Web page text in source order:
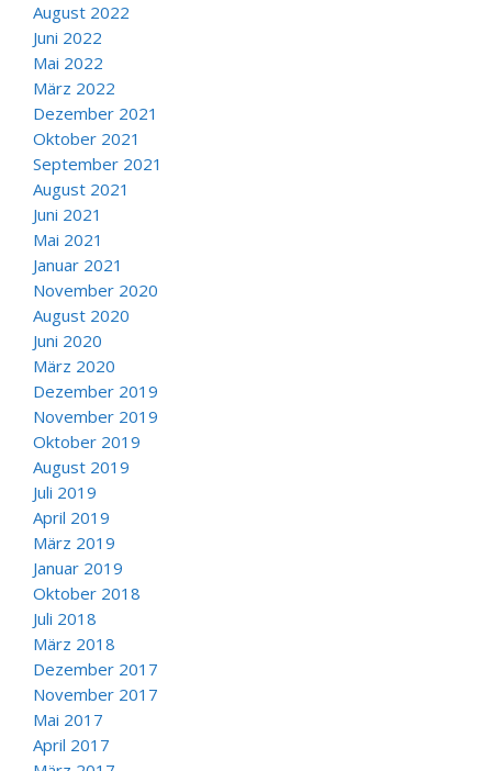
August 2022
Juni 2022
Mai 2022
März 2022
Dezember 2021
Oktober 2021
September 2021
August 2021
Juni 2021
Mai 2021
Januar 2021
November 2020
August 2020
Juni 2020
März 2020
Dezember 2019
November 2019
Oktober 2019
August 2019
Juli 2019
April 2019
März 2019
Januar 2019
Oktober 2018
Juli 2018
März 2018
Dezember 2017
November 2017
Mai 2017
April 2017